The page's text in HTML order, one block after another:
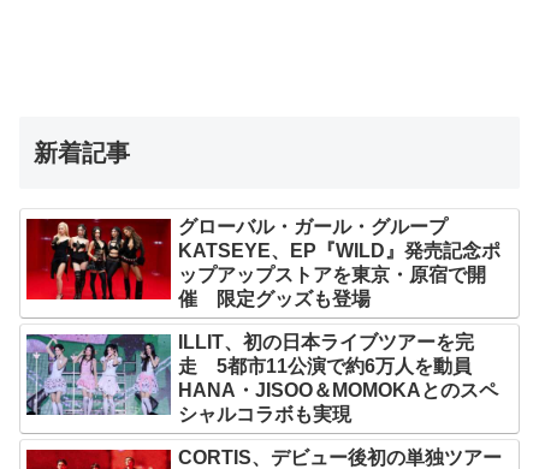
新着記事
グローバル・ガール・グループ
KATSEYE、EP『WILD』発売記念ポ
ップアップストアを東京・原宿で開
催 限定グッズも登場
ILLIT、初の日本ライブツアーを完
走 5都市11公演で約6万人を動員
HANA・JISOO＆MOMOKAとのスペ
シャルコラボも実現
CORTIS、デビュー後初の単独ツアー